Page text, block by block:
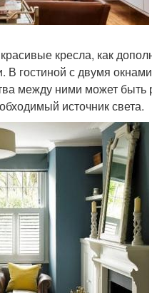
кресла, как
В гостиной с двумя
между ними может быть
источник света.